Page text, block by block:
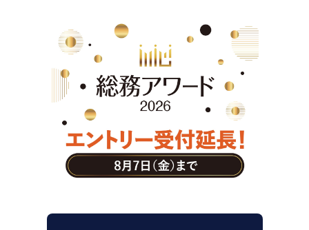
リスクマネジメント・BCP
社外・社内広報
社外・社内コミュニケーション活性化
FM・オフィス移転
CSR・SDGs
テクノロジー活用・DX
助成金・補助金・コスト削減
アウトソーシング・BPO
調査・レポート